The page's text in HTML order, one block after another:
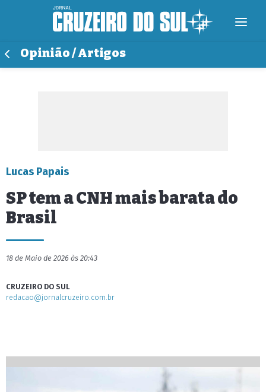
Opinião / Artigos
Lucas Papais
SP tem a CNH mais barata do
Brasil
18 de Maio de 2026 às 20:43
CRUZEIRO DO SUL
redacao@jornalcruzeiro.com.br